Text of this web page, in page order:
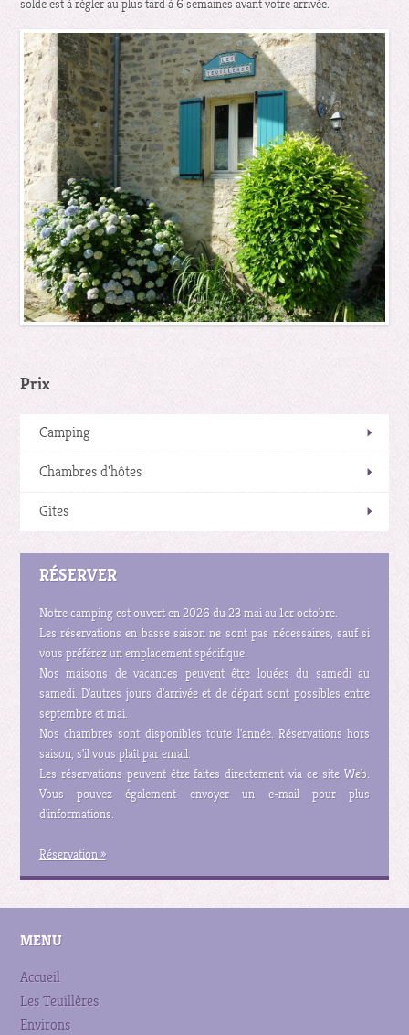
solde est à régler au plus tard à 6 semaines avant votre arrivée.
Prix
Camping
Chambres d'hôtes
Gîtes
RÉSERVER
Notre camping est ouvert en 2026 du 23 mai au 1er octobre.
Les réservations en basse saison ne sont pas nécessaires, sauf si
vous préférez un emplacement spécifique.
Nos maisons de vacances peuvent être louées du samedi au
samedi. D'autres jours d'arrivée et de départ sont possibles entre
septembre et mai.
Nos chambres sont disponibles toute l'année. Réservations hors
saison, s'il vous plaît par email.
Les réservations peuvent être faites directement via ce site Web.
Vous pouvez également envoyer un e-mail pour plus
d'informations.
Réservation »
MENU
Accueil
Les Teuillères
Environs